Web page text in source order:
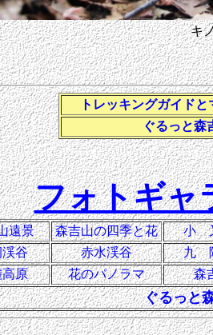
キ
トレッキングガイドと
ぐるっと森
フォトギャ
遠景 森吉山の四季と花
小
谷
赤水渓谷
九
原
花のパノラマ 森
ぐるっと